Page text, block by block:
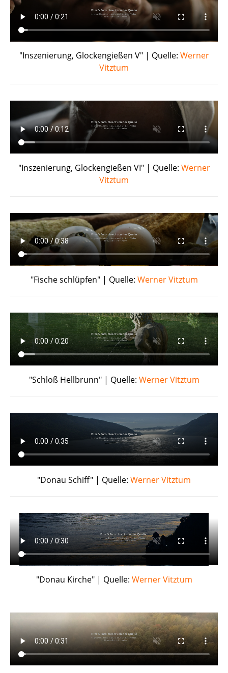
"Inszenierung, Glockengießen V" | Quelle: Werner
Vitztum
"Inszenierung, Glockengießen VI" | Quelle: Werner
Vitztum
"Fische schlüpfen" | Quelle: Werner Vitztum
"Schloß Hellbrunn" | Quelle: Werner Vitztum
"Donau Schiff" | Quelle: Werner Vitztum
"Donau Kirche" | Quelle: Werner Vitztum